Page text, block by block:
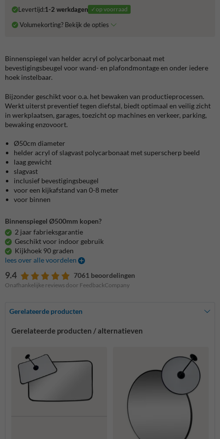
Levertijd:1-2 werkdagen ✓op voorraad
Volumekorting? Bekijk de opties
Binnenspiegel van helder acryl of polycarbonaat met
bevestigingsbeugel voor wand- en plafondmontage en onder iedere
hoek instelbaar.
Bijzonder geschikt voor o.a. het bewaken van productieprocessen.
Werkt uiterst preventief tegen diefstal, biedt optimaal en veilig zicht
in werkplaatsen, garages, toezicht op machines en verkeer, parking,
bewaking enzovoort.
Ø50cm diameter
helder acryl of slagvast polycarbonaat met superscherp beeld
laag gewicht
slagvast
inclusief bevestigingsbeugel
voor een kijkafstand van 0-8 meter
voor binnen
Binnenspiegel Ø500mm kopen?
2 jaar fabrieksgarantie
Geschikt voor indoor gebruik
Kijkhoek 90 graden
lees over alle voordelen
9.4 7061 beoordelingen
Onafhankelijke reviews door FeedbackCompany
Gerelateerde producten
Gerelateerde producten / alternatieven